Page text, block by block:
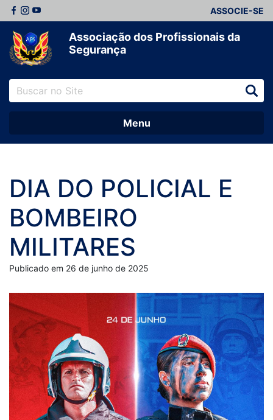
ASSOCIE-SE
Associação dos Profissionais da
Segurança
Menu
DIA DO POLICIAL E
BOMBEIRO
MILITARES
Publicado em 26 de junho de 2025